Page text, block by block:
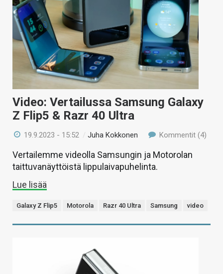
Video: Vertailussa Samsung Galaxy
Z Flip5 & Razr 40 Ultra
19.9.2023 - 15:52 /Juha Kokkonen Kommentit (4)
Vertailemme videolla Samsungin ja Motorolan
taittuvanäyttöistä lippulaivapuhelinta.
Lue lisää
Galaxy Z Flip5 Motorola Razr 40 Ultra Samsung video